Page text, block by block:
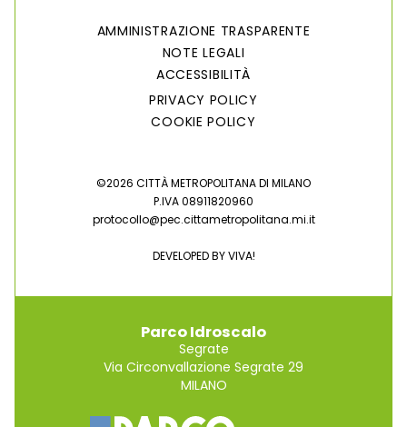
Parco Idroscalo
Segrate
Via Circonvallazione Segrate 29
MILANO
AMMINISTRAZIONE TRASPARENTE
NOTE LEGALI
ACCESSIBILITÀ
PRIVACY POLICY
COOKIE POLICY
©2026 CITTÀ METROPOLITANA DI MILANO
P.IVA 08911820960
protocollo@pec.cittametropolitana.mi.it
DEVELOPED BYVIVA!